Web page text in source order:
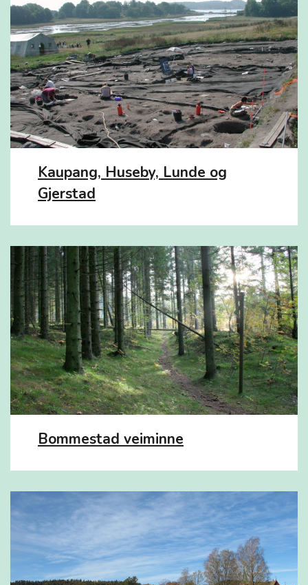
Kaupang, Huseby, Lunde og
Gjerstad
Bommestad veiminne